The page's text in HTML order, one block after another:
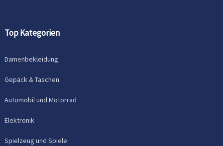
Top Kategorien
Damenbekleidung
Gepäck & Taschen
Automobil und Motorrad
Elektronik
Spielzeug und Spiele